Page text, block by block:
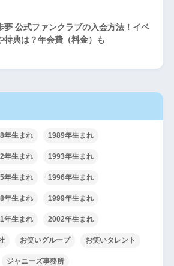
夢 公式ファンクラブの入会方法！イベ
特典は？年会費（料金）も
年生まれ 1989年生まれ
年生まれ 1993年生まれ
年生まれ 1996年生まれ
年生まれ 1999年生まれ
年生まれ 2002年生まれ
お笑いグループ お笑いタレント
ジャニーズ事務所